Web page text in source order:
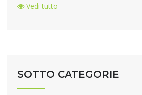
Vedi tutto
SOTTO CATEGORIE